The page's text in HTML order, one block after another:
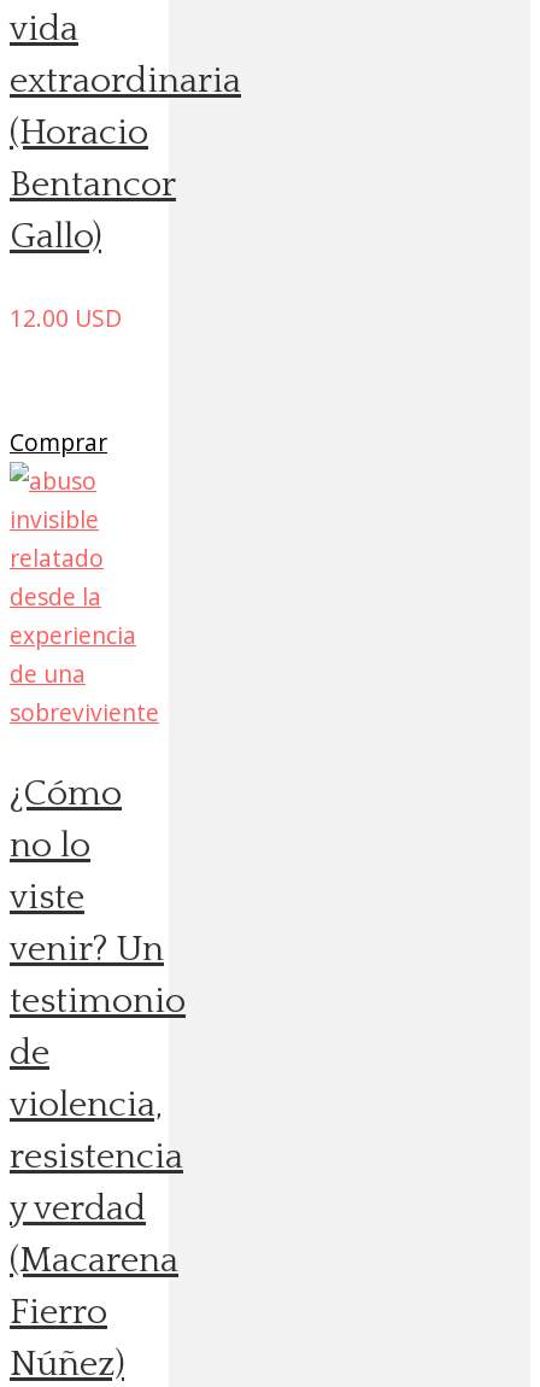
vida
extraordinaria
(Horacio
Bentancor
Gallo)
12.00 USD
Comprar
¿Cómo
no lo
viste
venir? Un
testimonio
de
violencia,
resistencia
y verdad
(Macarena
Fierro
Núñez)